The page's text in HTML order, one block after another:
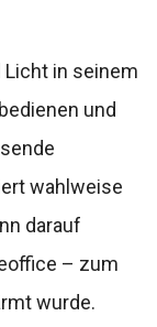
Licht in seinem
und
wahlweise
darauf
– zum
wurde.